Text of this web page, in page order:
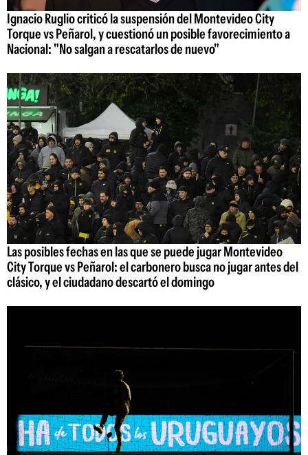
Ignacio Ruglio criticó la suspensión del Montevideo City
Torque vs Peñarol, y cuestionó un posible favorecimiento a
Nacional: "No salgan a rescatarlos de nuevo"
Las posibles fechas en las que se puede jugar Montevideo
City Torque vs Peñarol: el carbonero busca no jugar antes del
clásico, y el ciudadano descartó el domingo